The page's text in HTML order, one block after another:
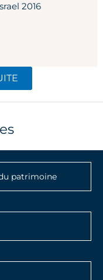
2016
patrimoine